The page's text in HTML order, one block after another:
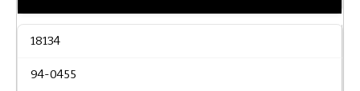
18134
94-0455